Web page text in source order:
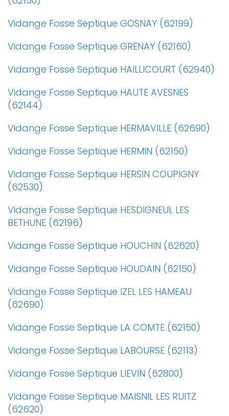
Vidange Fosse Septique GOSNAY (62199)
Vidange Fosse Septique GRENAY (62160)
Vidange Fosse Septique HAILLICOURT (62940)
Vidange Fosse Septique HAUTE AVESNES
(62144)
Vidange Fosse Septique HERMAVILLE (62690)
Vidange Fosse Septique HERMIN (62150)
Vidange Fosse Septique HERSIN COUPIGNY
(62530)
Vidange Fosse Septique HESDIGNEUL LES
BETHUNE (62196)
Vidange Fosse Septique HOUCHIN (62620)
Vidange Fosse Septique HOUDAIN (62150)
Vidange Fosse Septique IZEL LES HAMEAU
(62690)
Vidange Fosse Septique LA COMTE (62150)
Vidange Fosse Septique LABOURSE (62113)
Vidange Fosse Septique LIEVIN (62800)
Vidange Fosse Septique MAISNIL LES RUITZ
(62620)